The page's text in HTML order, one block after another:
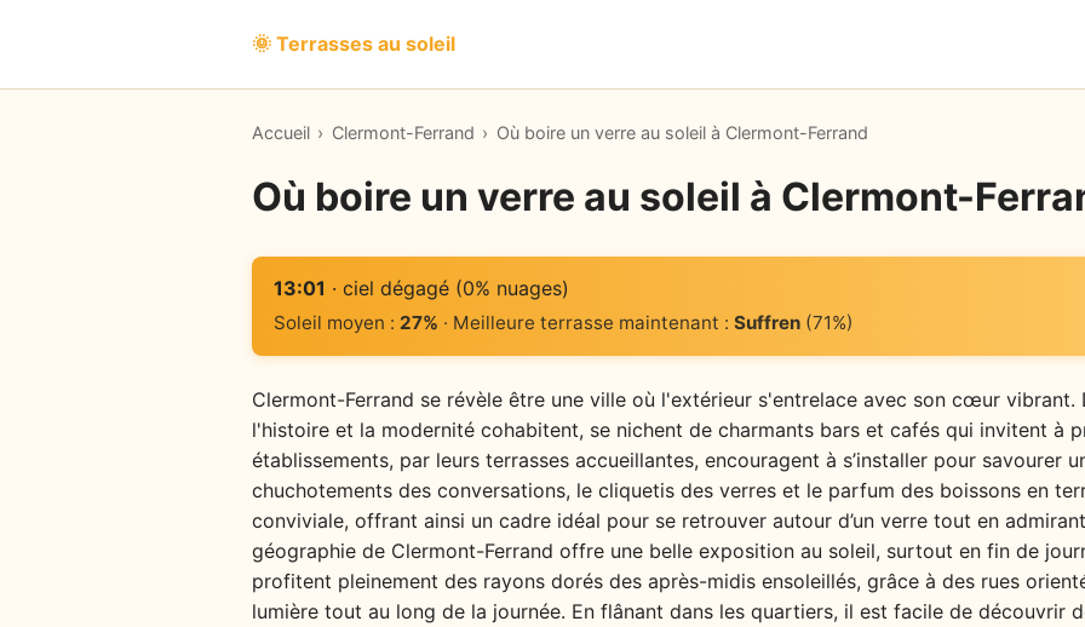
🌞 Terrasses au soleil
Accueil › Clermont-Ferrand › Où boire un verre au soleil à Clermont-Ferrand
Où boire un verre au soleil à Clermont-
13:01 · ciel dégagé (0% nuages)
Soleil moyen : 27% · Meilleure terrasse maintenant : Suffren(71%)
Clermont-Ferrand se révèle être une ville où l'extérieur s'entrelace avec son cœur vibrant.
l'histoire et la modernité cohabitent, se nichent de charmants bars et cafés qui invitent à
établissements, par leurs terrasses accueillantes, encouragent à s’installer pour savourer
chuchotements des conversations, le cliquetis des verres et le parfum des boissons en
conviviale, offrant ainsi un cadre idéal pour se retrouver autour d’un verre tout en
géographie de Clermont-Ferrand offre une belle exposition au soleil, surtout en fin de
profitent pleinement des rayons dorés des après-midis ensoleillés, grâce à des rues
lumière tout au long de la journée. En flânant dans les quartiers, il est facile de découvrir